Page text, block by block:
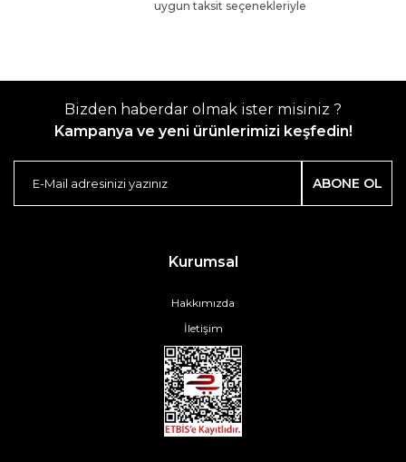
uygun taksit seçenekleriyle
Bizden haberdar olmak ister misiniz ?
Kampanya ve yeni ürünlerimizi keşfedin!
ABONE OL
Kurumsal
Hakkımızda
İletişim